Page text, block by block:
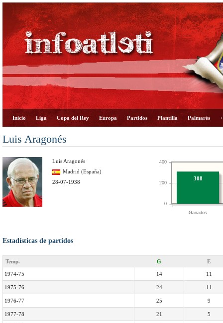
Inicio Liga Copa del Rey Europa Partidos Plantilla Palmarés
Luis Aragonés
Ganados
0
200
400
308
Luis Aragonés
Madrid (España)
28-07-1938
Estadísticas de partidos
Temp. G E
1974-75 14 11
1975-76 24 11
1976-77 25 9
1977-78 21 5